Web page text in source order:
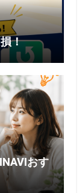
！
おす